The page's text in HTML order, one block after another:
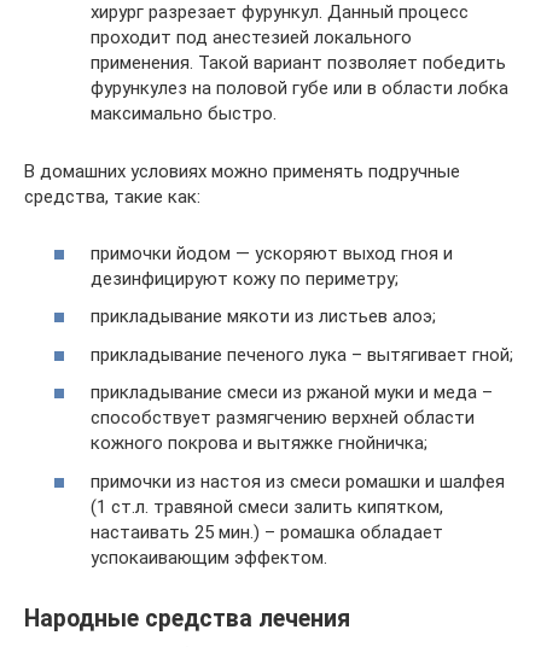
хирург разрезает фурункул. Данный процесс
проходит под анестезией локального
применения. Такой вариант позволяет победить
фурункулез на половой губе или в области лобка
максимально быстро.
В домашних условиях можно применять подручные
средства, такие как:
примочки йодом — ускоряют выход гноя и
дезинфицируют кожу по периметру;
прикладывание мякоти из листьев алоэ;
прикладывание печеного лука – вытягивает гной;
прикладывание смеси из ржаной муки и меда –
способствует размягчению верхней области
кожного покрова и вытяжке гнойничка;
примочки из настоя из смеси ромашки и шалфея
(1 ст.л. травяной смеси залить кипятком,
настаивать 25 мин.) – ромашка обладает
успокаивающим эффектом.
Народные средства лечения